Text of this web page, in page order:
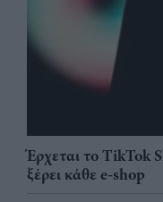
Έρχεται το TikTok
ξέρει κάθε e-shop